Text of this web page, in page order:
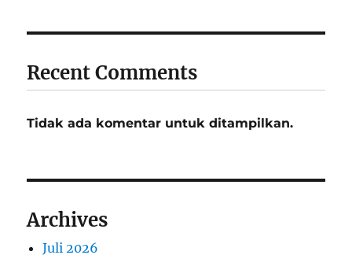
Recent Comments
Tidak ada komentar untuk ditampilkan.
Archives
Juli 2026